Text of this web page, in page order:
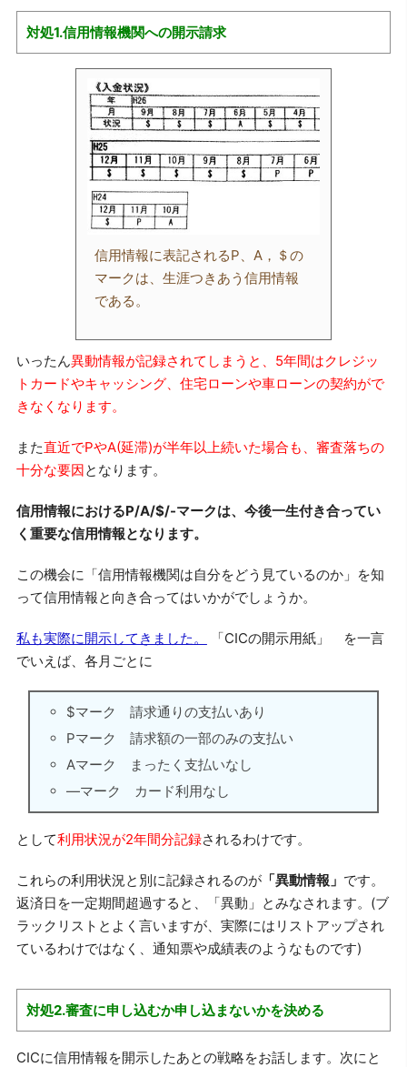
対処1.信用情報機関への開示請求
信用情報に表記されるP、A，＄の
マークは、生涯つきあう信用情報
である。
いったん異動情報が記録されてしまうと、5年間はクレジッ
トカードやキャッシング、住宅ローンや車ローンの契約がで
きなくなります。
また直近でPやA(延滞)が半年以上続いた場合も、審査落ちの
十分な要因となります。
信用情報におけるP/A/$/-マークは、今後一生付き合ってい
く重要な信用情報となります。
この機会に「信用情報機関は自分をどう見ているのか」を知
って信用情報と向き合ってはいかがでしょうか。
私も実際に開示してきました。
「CICの開示用紙」 を一言
でいえば、各月ごとに
$マーク 請求通りの支払いあり
Pマーク 請求額の一部のみの支払い
Aマーク まったく支払いなし
―マーク カード利用なし
として利用状況が2年間分記録されるわけです。
これらの利用状況と別に記録されるのが「異動情報」 です。
返済日を一定期間超過すると、「異動」とみなされます。(ブ
ラックリストとよく言いますが、実際にはリストアップされ
ているわけではなく、通知票や成績表のようなものです)
対処2.審査に申し込むか申し込まないかを決める
CICに信用情報を開示したあとの戦略をお話します。次にと